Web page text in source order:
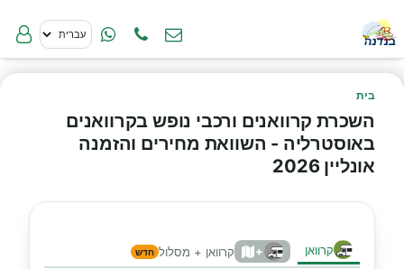
בית
השכרת קרוואנים ורכבי נופש בקרוואנים
באוסטרליה - השוואת מחירים והזמנה
אונליין 2026
קרוואן + קרוואן + מסלול חדש